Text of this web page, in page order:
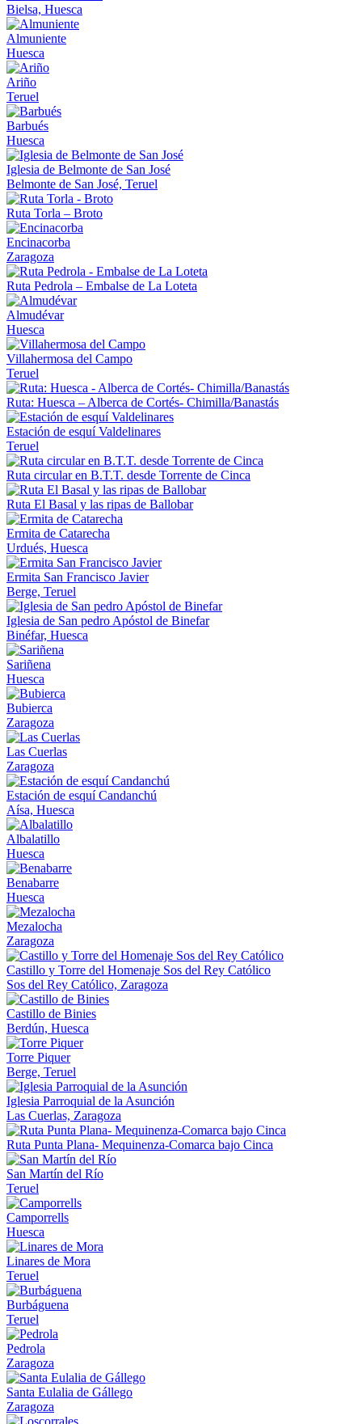
Bielsa, Huesca
Almuniente
Huesca
Ariño
Teruel
Barbués
Huesca
Iglesia de Belmonte de San José
Belmonte de San José, Teruel
Ruta Torla – Broto
Encinacorba
Zaragoza
Ruta Pedrola – Embalse de La Loteta
Almudévar
Huesca
Villahermosa del Campo
Teruel
Ruta: Huesca – Alberca de Cortés- Chimilla/Banastás
Estación de esquí Valdelinares
Teruel
Ruta circular en B.T.T. desde Torrente de Cinca
Ruta El Basal y las ripas de Ballobar
Ermita de Catarecha
Urdués, Huesca
Ermita San Francisco Javier
Berge, Teruel
Iglesia de San pedro Apóstol de Binefar
Binéfar, Huesca
Sariñena
Huesca
Bubierca
Zaragoza
Las Cuerlas
Zaragoza
Estación de esquí Candanchú
Aísa, Huesca
Albalatillo
Huesca
Benabarre
Huesca
Mezalocha
Zaragoza
Castillo y Torre del Homenaje Sos del Rey Católico
Sos del Rey Católico, Zaragoza
Castillo de Binies
Berdún, Huesca
Torre Piquer
Berge, Teruel
Iglesia Parroquial de la Asunción
Las Cuerlas, Zaragoza
Ruta Punta Plana- Mequinenza-Comarca bajo Cinca
San Martín del Río
Teruel
Camporrells
Huesca
Linares de Mora
Teruel
Burbáguena
Teruel
Pedrola
Zaragoza
Santa Eulalia de Gállego
Zaragoza